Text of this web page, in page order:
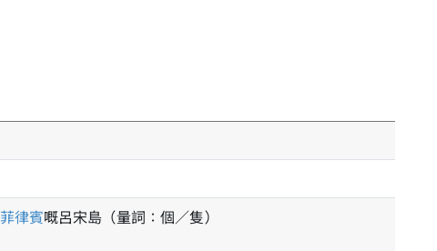
菲律賓嘅呂宋島（量詞：個／隻）